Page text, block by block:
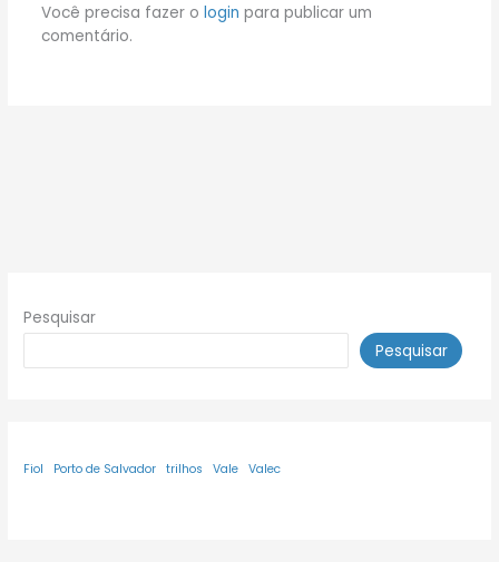
Você precisa fazer o login para publicar um
comentário.
Pesquisar
Pesquisar
Fiol Porto de Salvador trilhos Vale Valec